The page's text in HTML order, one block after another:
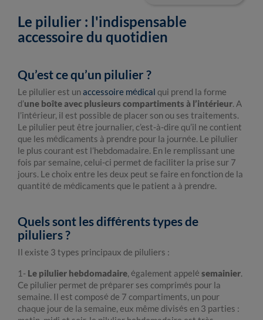
Le pilulier : l'indispensable
accessoire du quotidien
Qu’est ce qu’un pilulier ?
Le pilulier est unaccessoire médical qui prend la forme
d’une boîte avec plusieurs compartiments à l’intérieur. A
l’intérieur, il est possible de placer son ou ses traitements.
Le pilulier peut être journalier, c’est-à-dire qu’il ne contient
que les médicaments à prendre pour la journée. Le pilulier
le plus courant est l’hebdomadaire. En le remplissant une
fois par semaine, celui-ci permet de faciliter la prise sur 7
jours. Le choix entre les deux peut se faire en fonction de la
quantité de médicaments que le patient a à prendre.
Quels sont les différents types de
piluliers ?
Il existe 3 types principaux de piluliers :
1- Le pilulier hebdomadaire, également appelé semainier.
Ce pilulier permet de préparer ses comprimés pour la
semaine. Il est composé de 7 compartiments, un pour
chaque jour de la semaine, eux même divisés en 3 parties :